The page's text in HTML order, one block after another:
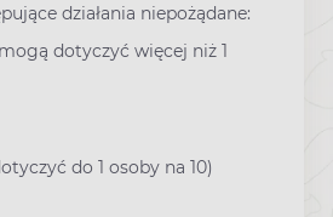
działania niepożądane:
dotyczyć więcej niż 1
do 1 osoby na 10)